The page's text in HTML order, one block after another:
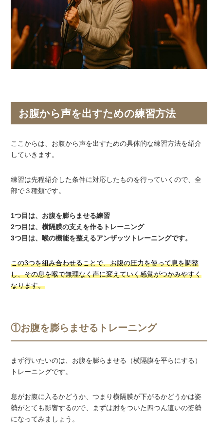
お腹から声を出すための練習方法
ここからは、お腹から声を出すための具体的な練習方法を紹介
していきます。
練習は先程紹介した条件に対応したものを行っていくので、全
部で３種類です。
1つ目は、お腹を膨らませる練習
2つ目は、横隔膜の支えを作るトレーニング
3つ目は、喉の機能を整えるアンザッツトレーニングです。
この3つを組み合わせることで、お腹の圧力を使って息を調整
し、その息を喉で無理なく声に変えていく感覚がつかみやすく
なります。
①お腹を膨らませるトレーニング
まず行いたいのは、お腹を膨らませる（横隔膜を平らにする）
トレーニングです。
息がお腹に入るかどうか、つまり横隔膜が下がるかどうかは姿
勢がとても影響するので、まずは肘をついた四つん這いの姿勢
になってみましょう。